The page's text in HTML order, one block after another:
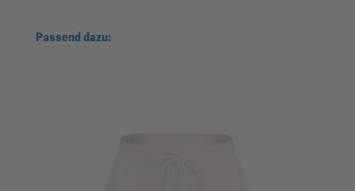
Produktgalerie überspringen
Passend dazu: